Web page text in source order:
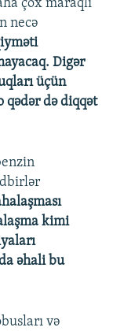
çox maraqlı
necə
Digər
üçün
qədər də diqqət
kimi
əhali bu
və